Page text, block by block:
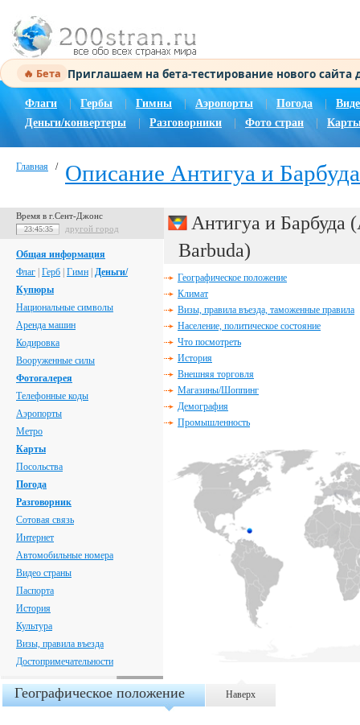
🔥 Бета Приглашаем на бета-тестирование нового
Флаги Гербы Гимны | Аэропорты Погода |
Деньги/конвертеры
Разговорники Фото стран
Главная / Описание Антигуа и Барбуда
Время в г.Сент-Джонс
23:45:36 другой город
Общая информация
Флаг Герб Гимн Деньги/
Купюры
Национальные символы
Аренда машин
Кодировка
Вооруженные силы
Фотогалерея
Телефонные коды
Аэропорты
Метро
Карты
Посольства
Погода
Разговорник
Сотовая связь
Интернет
Автомобильные номера
Видео страны
Паспорта
История
Культура
Визы, правила въезда
Достопримечательности
Антигуа и Барбуда
Barbuda)
Географическое положение
Климат
Визы, правила въезда, таможенные правила
Население, политическое состояние
Что посмотреть
История
Внешняя торговля
Магазины/Шоппинг
Демография
Промышленность
Географическое положение Наверх